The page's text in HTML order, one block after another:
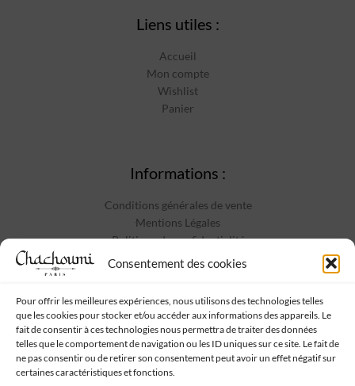
Consentement des cookies
Pour offrir les meilleures expériences, nous utilisons des technologies telles
que les cookies pour stocker et/ou accéder aux informations des appareils. Le
fait de consentir à ces technologies nous permettra de traiter des données
telles que le comportement de navigation ou les ID uniques sur ce site. Le fait de
ne pas consentir ou de retirer son consentement peut avoir un effet négatif sur
certaines caractéristiques et fonctions.
Liens utiles :
Accueil
Mon compte
Wishlist
Panier
Informations :
Conditions générales de vente
Mentions Légales
Politique de confidentialité
Contact
Suivez-nous :